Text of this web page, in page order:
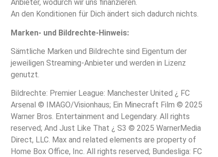
Anbieter, wodurch wir uns finanzieren.
An den Konditionen für Dich ändert sich dadurch nichts.
Marken- und Bildrechte-Hinweis:
Sämtliche Marken und Bildrechte sind Eigentum der
jeweiligen Streaming-Anbieter und werden in Lizenz
genutzt.
Bildrechte: Premier League: Manchester United ¿ FC
Arsenal © IMAGO/Visionhaus; Ein Minecraft Film © 2025
Warner Bros. Entertainment and Legendary. All rights
reserved; And Just Like That ¿ S3 © 2025 WarnerMedia
Direct, LLC. Max and related elements are property of
Home Box Office, Inc. All rights reserved; Bundesliga: FC